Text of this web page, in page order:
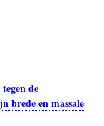
de
brede en massale